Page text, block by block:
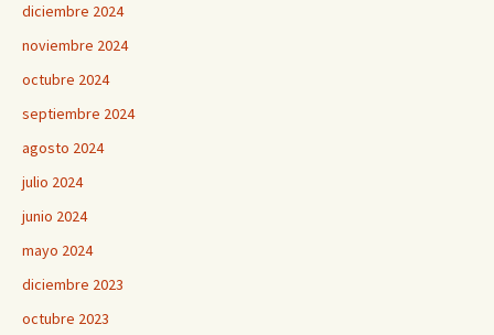
diciembre 2024
noviembre 2024
octubre 2024
septiembre 2024
agosto 2024
julio 2024
junio 2024
mayo 2024
diciembre 2023
octubre 2023